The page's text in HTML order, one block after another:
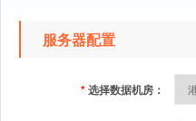
服务器配置
*选择数据机房：